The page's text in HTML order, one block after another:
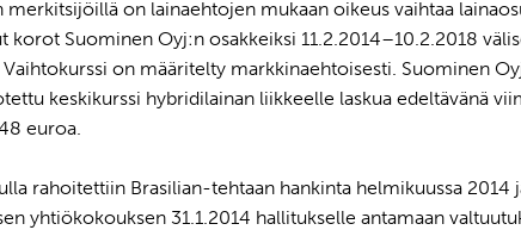
on lainaehtojen mukaan oikeus vaihtaa
Suominen Oyj:n osakkeiksi 11.2.2014–10.2.2018
on määritelty markkinaehtoisesti. Suominen
keskikurssi hybridilainan liikkeelle laskua edeltävänä
euroa.
rahoitettiin Brasilian-tehtaan hankinta helmikuussa 2014
yhtiökokouksen 31.1.2014 hallitukselle antamaan